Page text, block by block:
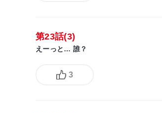
第23話(3)
えーっと… 誰？
3